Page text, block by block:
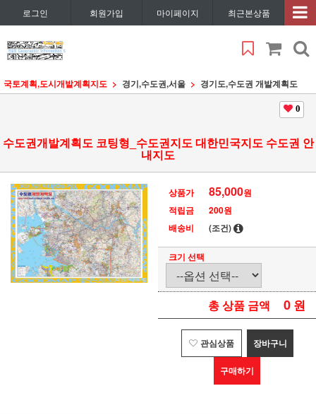
로그인 회원가입 마이페이지 최근본상품
국토계획,도시개발계획지도 경기,수도권,서울 경기도,수도권 개발계획도
0
수도권개발계획도 코팅형_수도권지도 대한민국지도 수도권 안
내지도
상품가 85,000원
적립금
200원
배송비
(조건)
크기 선택
총 상품 금액 0 원
관심상품 장바구니
구매하기